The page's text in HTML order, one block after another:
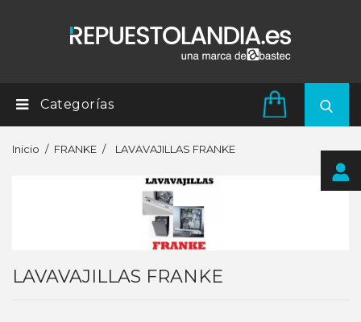
Categorías
Inicio FRANKE LAVAVAJILLAS FRANKE
LAVAVAJILLAS FRANKE